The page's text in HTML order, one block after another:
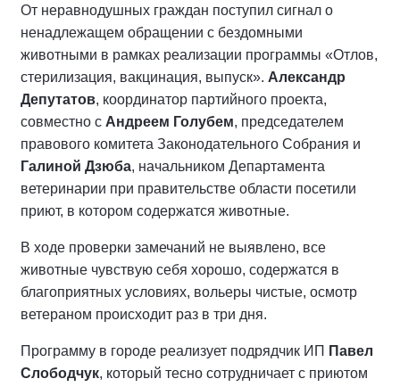
От неравнодушных граждан поступил сигнал о
ненадлежащем обращении с бездомными
животными в рамках реализации программы «Отлов,
стерилизация, вакцинация, выпуск». Александр
Депутатов, координатор партийного проекта,
совместно с Андреем Голубем, председателем
правового комитета Законодательного Собрания и
Галиной Дзюба, начальником Департамента
ветеринарии при правительстве области посетили
приют, в котором содержатся животные.
В ходе проверки замечаний не выявлено, все
животные чувствую себя хорошо, содержатся в
благоприятных условиях, вольеры чистые, осмотр
ветераном происходит раз в три дня.
Программу в городе реализует подрядчик ИП Павел
Слободчук, который тесно сотрудничает с приютом